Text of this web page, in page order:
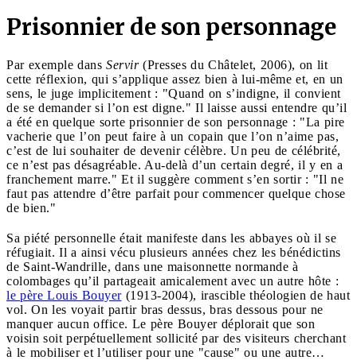
Prisonnier de son personnage
Par exemple dans Servir(Presses du Châtelet, 2006), on lit
cette réflexion, qui s’applique assez bien à lui-même et, en un
sens, le juge implicitement : "Quand on s’indigne, il convient
de se demander si l’on est digne." Il laisse aussi entendre qu’il
a été en quelque sorte prisonnier de son personnage : "La pire
vacherie que l’on peut faire à un copain que l’on n’aime pas,
c’est de lui souhaiter de devenir célèbre. Un peu de célébrité,
ce n’est pas désagréable. Au-delà d’un certain degré, il y en a
franchement marre." Et il suggère comment s’en sortir : "Il ne
faut pas attendre d’être parfait pour commencer quelque chose
de bien."
Sa piété personnelle était manifeste dans les abbayes où il se
réfugiait. Il a ainsi vécu plusieurs années chez les bénédictins
de Saint-Wandrille, dans une maisonnette normande à
colombages qu’il partageait amicalement avec un autre hôte :
le père Louis Bouyer(1913-2004), irascible théologien de haut
vol. On les voyait partir bras dessus, bras dessous pour ne
manquer aucun office. Le père Bouyer déplorait que son
voisin soit perpétuellement sollicité par des visiteurs cherchant
à le mobiliser et l’utiliser pour une "cause" ou une autre…